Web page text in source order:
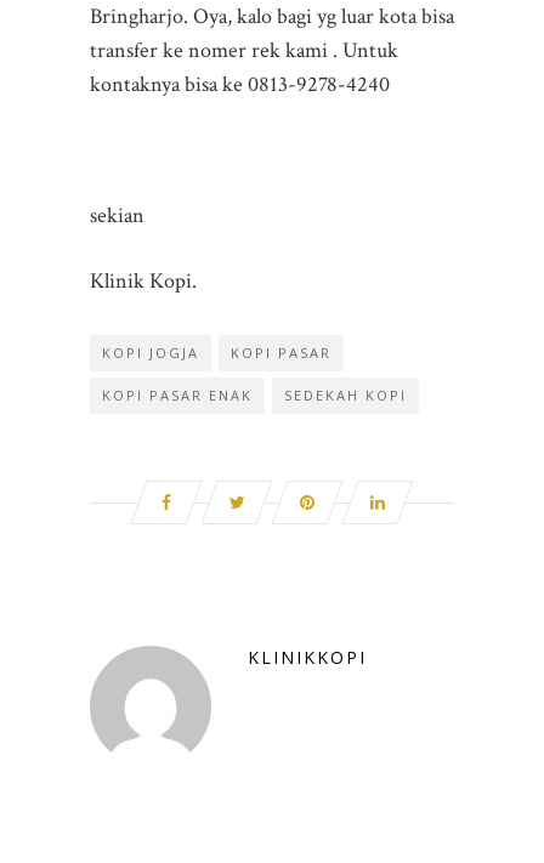
Bringharjo. Oya, kalo bagi yg luar kota bisa
transfer ke nomer rek kami . Untuk
kontaknya bisa ke 0813-9278-4240
sekian
Klinik Kopi.
KOPI JOGJA KOPI PASAR
KOPI PASAR ENAK SEDEKAH KOPI
KLINIKKOPI